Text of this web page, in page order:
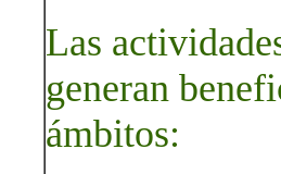
Las
generan
ámbitos: